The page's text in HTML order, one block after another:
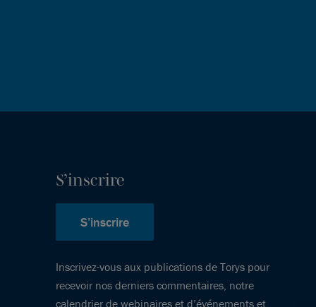
S’inscrire
S’inscrire
Inscrivez-vous aux publications de Torys pour
recevoir nos derniers commentaires, notre
calendrier de webinaires et d’événements et